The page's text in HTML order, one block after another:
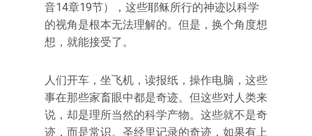
音14章19节），这些耶稣所行的神迹以科学
的视角是根本无法理解的。但是，换个角度想
想，就能接受了。
人们开车，坐飞机，读报纸，操作电脑，这些
事在那些家畜眼中都是奇迹。但这些对人类来
说，却是理所当然的科学产物。这些就不是奇
迹，而是常识。圣经里记录的奇迹，如果有上